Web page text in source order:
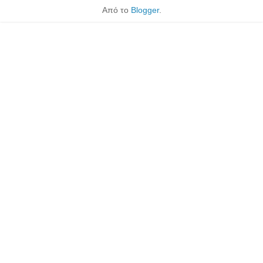
Από το Blogger.